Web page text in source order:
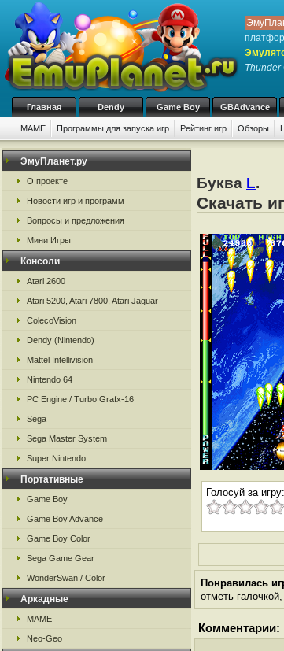
Thunder
Главная Dendy Game Boy GBAdvance
MAME Программы для запуска игр Рейтинг игр Обзоры
ЭмуПланет.ру
О проекте
Новости игр и программ
Вопросы и предложения
Мини Игры
Консоли
Atari 2600
Atari 5200, Atari 7800, Atari Jaguar
ColecoVision
Dendy (Nintendo)
Mattel Intellivision
Nintendo 64
PC Engine / Turbo Grafx-16
Sega
Sega Master System
Super Nintendo
Портативные
Game Boy
Game Boy Advance
Game Boy Color
Sega Game Gear
WonderSwan / Color
Аркадные
MAME
Neo-Geo
Буква L.
Скачать
Голосуй за игру:
Понравилась
отметь
Комментарии: